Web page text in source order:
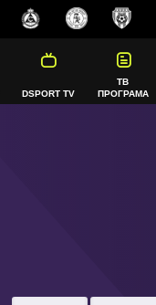
DSPORT TV
ТВ
ПРОГРАМА